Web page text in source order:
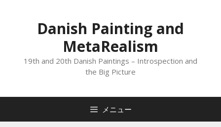
キ
Danish Painting and
MetaRealism
19th and 20th Danish Paintings – Introspection and
the Big Picture
メニュー